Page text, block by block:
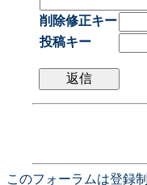
削除修正キー
投稿キー
このフォーラムは登録